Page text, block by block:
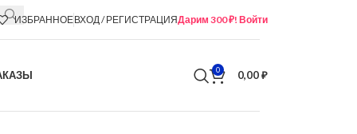
ИЗБРАННОЕВХОД / РЕГИСТРАЦИЯДарим 300 ₽! Войти
0 0,00₽